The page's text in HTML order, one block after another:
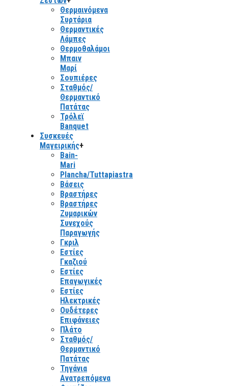
Θερμαινόμενα
Συρτάρια
Θερμαντικές
Λάμπες
Θερμοθαλάμοι
Μπαιν
Μαρί
Σουπιέρες
Σταθμός/
Θερμαντικό
Πατάτας
Τρόλεϊ
Banquet
Συσκευές
Μαγειρικής+
Bain-
Mari
Plancha/Tuttapiastra
Βάσεις
Βραστήρες
Βραστήρες
Ζυμαρικών
Συνεχούς
Παραγωγής
Γκριλ
Εστίες
Γκαζιού
Εστίες
Επαγωγικές
Εστίες
Ηλεκτρικές
Ουδέτερες
Επιφάνειες
Πλάτο
Σταθμός/
Θερμαντικό
Πατάτας
Τηγάνια
Ανατρεπόμενα